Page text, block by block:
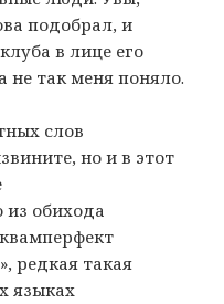
подобрал, и
в лице его
не так меня поняло.
слов
но и в этот
из обихода
редкая такая
языках